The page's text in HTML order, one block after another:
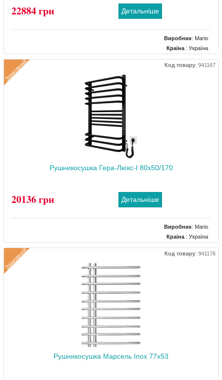
22884 грн Детальніше
Виробник: Mario
Країна : Україна
Колір: Хром
Розміри: 530x83.5x1170
Замовний Код товару: 941167
Рушникосушка Гера-Люкс-I 80x50/170
20136 грн Детальніше
Виробник: Mario
Країна : Україна
Колір: Чорний
Розміри: 490x170x800
Замовний Код товару: 941176
Рушникосушка Марсель Inox 77x53